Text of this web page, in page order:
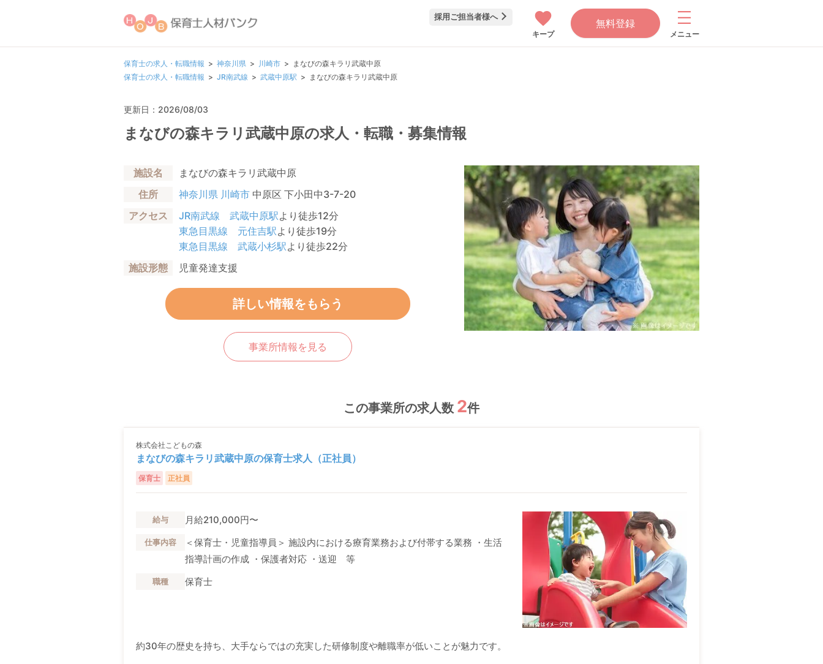
採用ご担当者様へ
キープ
無料登録
メニュー
保育士の求人・転職情報 神奈川県 川崎市
まなびの森キラリ武蔵中原
保育士の求人・転職情報
JR南武線 武蔵中原駅 まなびの森キラリ武蔵中原
更新日：2026/08/03
まなびの森キラリ武蔵中原の求人・転職・募集情報
施設名
まなびの森キラリ武蔵中原
住所
神奈川県 川崎市 中原区 下小田中3-7-20
アクセス
JR南武線 武蔵中原駅より徒歩12分
東急目黒線
元住吉駅より徒歩19分
東急目黒線
武蔵小杉駅より徒歩22分
施設形態
児童発達支援
詳しい情報をもらう
事業所情報を見る
この事業所の求人数 2件
株式会社こどもの森
まなびの森キラリ武蔵中原の保育士求人（正社員）
保育士 正社員
給与 月給210,000円〜
仕事内容
＜保育士・児童指導員＞ 施設内における療育業務および付帯する業務 ・生活
指導計画の作成 ・保護者対応 ・送迎 等
職種 保育士
約30年の歴史を持ち、大手ならではの充実した研修制度や離職率が低いことが魅力です。